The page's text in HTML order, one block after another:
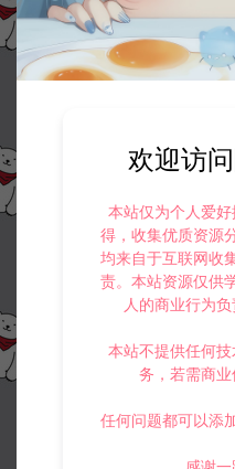
欢迎访
本站仅为个人爱
得，收集优质资源
均来自于互联网收
责。本站资源仅供
人的商业行为
本站不提供任何
务，若需商业
任何问题都可以添